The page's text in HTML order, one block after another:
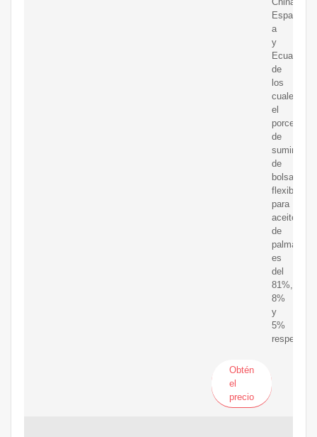
Espa?
a
y
Ecuador,
de
los
cuales
el
porcentaje
de
suministro
de
bolsas
flexibles
para
aceite
de
palma
es
del
81%,
8%
y
5%
Obtén
el
precio